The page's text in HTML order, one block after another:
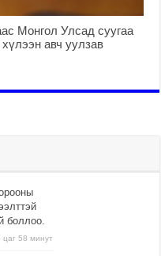
Монгол Улсад суугаа
авч уулзав
боллоо.
58 минут